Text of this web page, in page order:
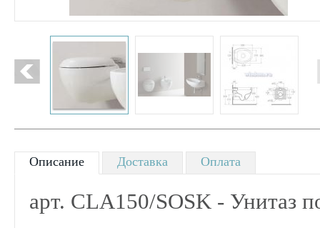
Описание Доставка Оплата
арт. CLA150/SOSK - Унитаз